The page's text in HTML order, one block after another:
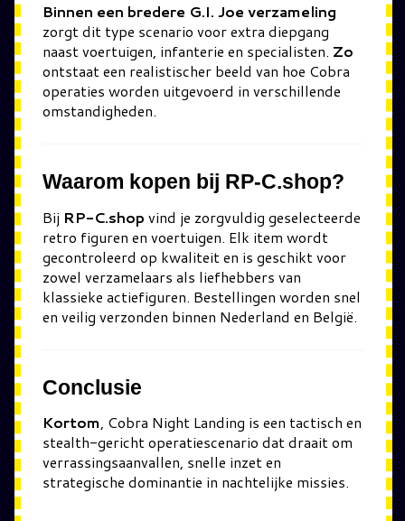
Binnen een bredere G.I. Joe verzameling
zorgt dit type scenario voor extra diepgang
naast voertuigen, infanterie en specialisten. Zo
ontstaat een realistischer beeld van hoe Cobra
operaties worden uitgevoerd in verschillende
omstandigheden.
Waarom kopen bij RP-C.shop?
Bij RP-C.shop vind je zorgvuldig geselecteerde
retro figuren en voertuigen. Elk item wordt
gecontroleerd op kwaliteit en is geschikt voor
zowel verzamelaars als liefhebbers van
klassieke actiefiguren. Bestellingen worden snel
en veilig verzonden binnen Nederland en België.
Conclusie
Kortom, Cobra Night Landing is een tactisch en
stealth-gericht operatiescenario dat draait om
verrassingsaanvallen, snelle inzet en
strategische dominantie in nachtelijke missies.